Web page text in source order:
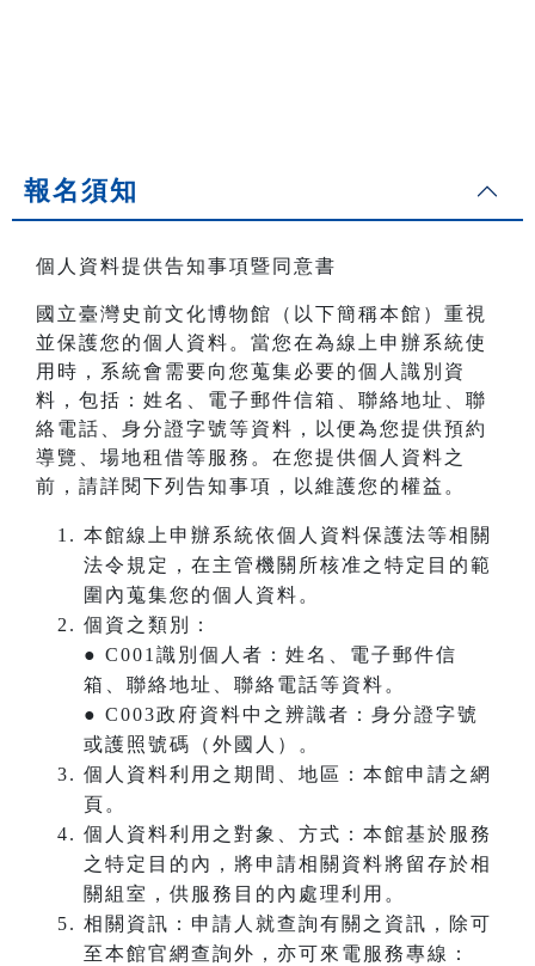
報名須知
個人資料提供告知事項暨同意書
國立臺灣史前文化博物館（以下簡稱本館）重視
並保護您的個人資料。當您在為線上申辦系統使
用時，系統會需要向您蒐集必要的個人識別資
料，包括：姓名、電子郵件信箱、聯絡地址、聯
絡電話、身分證字號等資料，以便為您提供預約
導覽、場地租借等服務。在您提供個人資料之
前，請詳閱下列告知事項，以維護您的權益。
本館線上申辦系統依個人資料保護法等相關
法令規定，在主管機關所核准之特定目的範
圍內蒐集您的個人資料。
個資之類別：
● C001識別個人者：姓名、電子郵件信
箱、聯絡地址、聯絡電話等資料。
● C003政府資料中之辨識者：身分證字號
或護照號碼（外國人）。
個人資料利用之期間、地區：本館申請之網
頁。
個人資料利用之對象、方式：本館基於服務
之特定目的內，將申請相關資料將留存於相
關組室，供服務目的內處理利用。
相關資訊：申請人就查詢有關之資訊，除可
至本館官網查詢外，亦可來電服務專線：